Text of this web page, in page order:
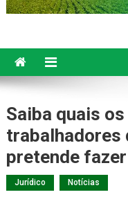
Saiba quais
trabalhadores
pretende fazer
Jurídico Notícias